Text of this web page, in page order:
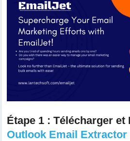
Étape 1 : Télécharger et
Outlook Email Extractor